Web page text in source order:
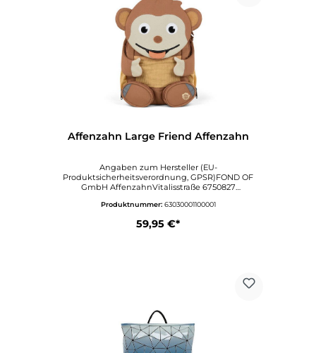
Affenzahn Large Friend Affenzahn
Angaben zum Hersteller (EU-
Produktsicherheitsverordnung, GPSR)FOND OF
GmbH AffenzahnVitalisstraße 6750827
verantwortlichen Person (EU-
GPSR)VertriebVitalisstraße 6750827
Produktnummer: 63030001100001
59,95 €*